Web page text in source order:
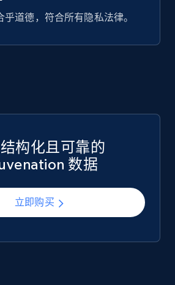
道德，符合所有隐私法律。
构化且可靠的
数据
立即购买